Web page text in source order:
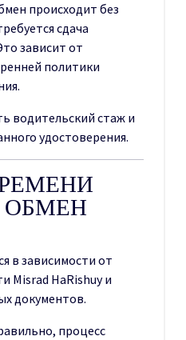
происходит без
сдача
зависит от
политики
водительский стаж и
удостоверения.
ОБМЕН
в зависимости от
Misrad HaRishuy и
документов.
процесс